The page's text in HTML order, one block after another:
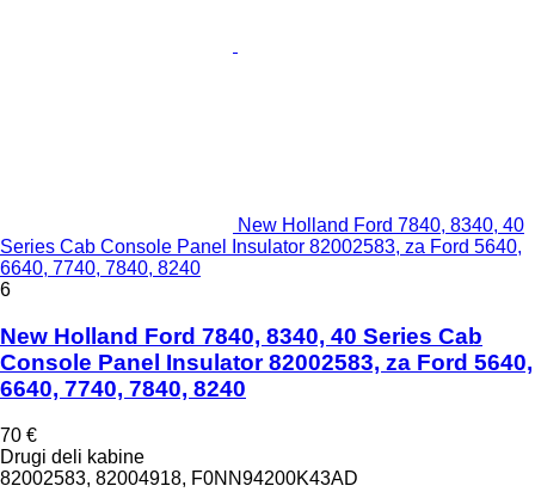
New Holland Ford 7840, 8340, 40
Series Cab Console Panel Insulator 82002583, za Ford 5640,
6640, 7740, 7840, 8240
6
New Holland Ford 7840, 8340, 40 Series Cab
Console Panel Insulator 82002583, za Ford 5640,
6640, 7740, 7840, 8240
70 €
Drugi deli kabine
82002583, 82004918, F0NN94200K43AD